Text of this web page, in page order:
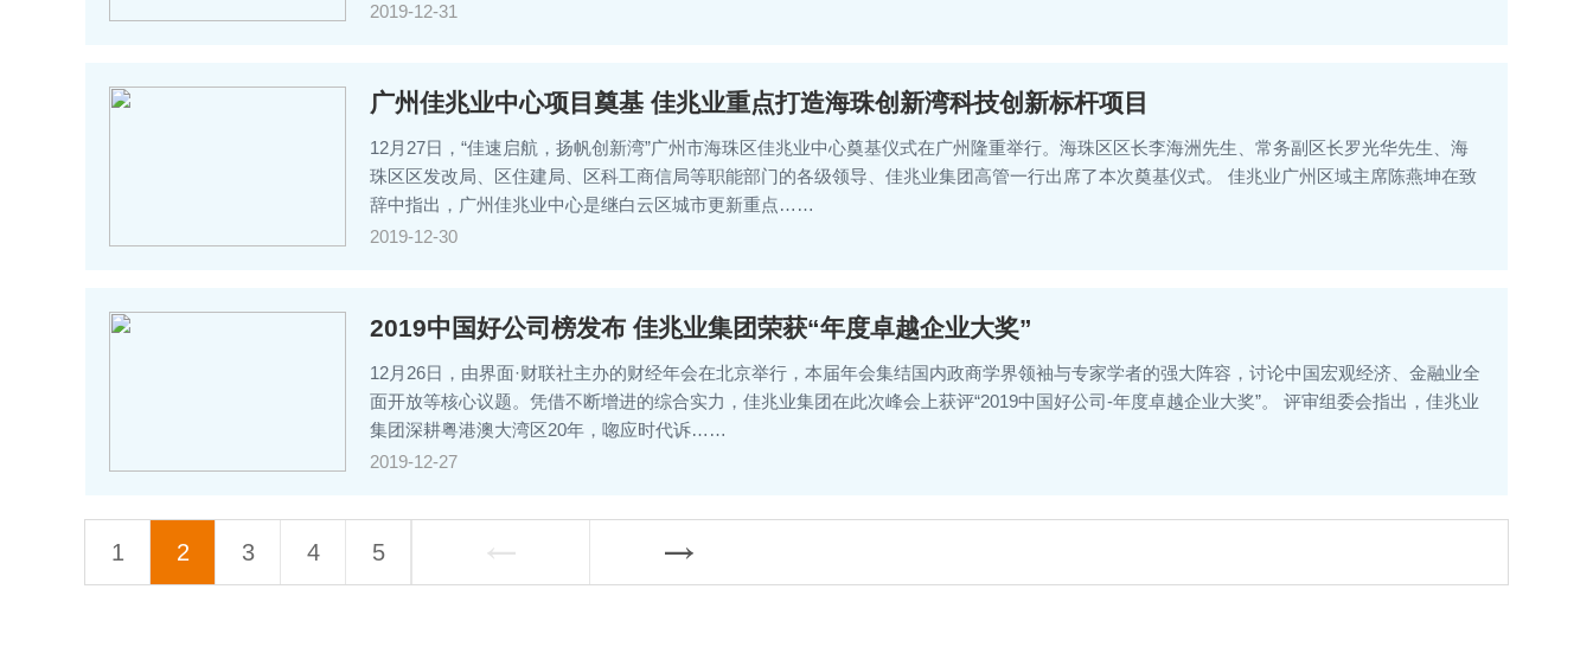
2019-12-31
广州佳兆业中心项目奠基 佳兆业重点打造海珠创新湾科技创新标杆项目
12月27日，“佳速启航，扬帆创新湾”广州市海珠区佳兆业中心奠基仪式在广州隆重举行。海珠区区长李海洲先生、常务副区长罗光华先生、海
珠区区发改局、区住建局、区科工商信局等职能部门的各级领导、佳兆业集团高管一行出席了本次奠基仪式。 佳兆业广州区域主席陈燕坤在致
辞中指出，广州佳兆业中心是继白云区城市更新重点……
2019-12-30
2019中国好公司榜发布 佳兆业集团荣获“年度卓越企业大奖”
12月26日，由界面·财联社主办的财经年会在北京举行，本届年会集结国内政商学界领袖与专家学者的强大阵容，讨论中国宏观经济、金融业全
面开放等核心议题。凭借不断增进的综合实力，佳兆业集团在此次峰会上获评“2019中国好公司-年度卓越企业大奖”。 评审组委会指出，佳兆业
集团深耕粤港澳大湾区20年，唿应时代诉……
2019-12-27
1 2 3 4 5